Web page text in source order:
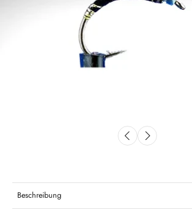
Beschreibung